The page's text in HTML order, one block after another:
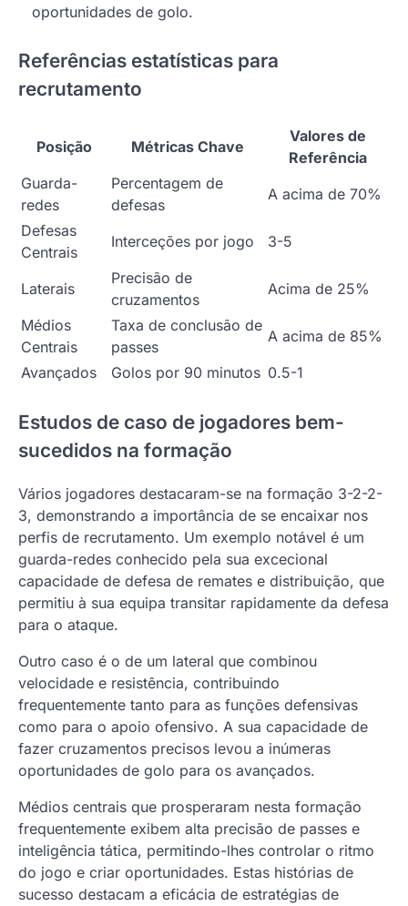
oportunidades de golo.
Referências estatísticas para
recrutamento
Posição Métricas Chave
Valores de
Referência
Guarda-
redes
Percentagem de
defesas
A acima de 70%
Defesas
Centrais
Interceções por jogo 3-5
Laterais
Precisão de
cruzamentos
Acima de 25%
Médios
Centrais
Taxa de conclusão de
passes
A acima de 85%
Avançados
Golos por 90 minutos 0.5-1
Estudos de caso de jogadores bem-
sucedidos na formação
Vários jogadores destacaram-se na formação 3-2-2-
3, demonstrando a importância de se encaixar nos
perfis de recrutamento. Um exemplo notável é um
guarda-redes conhecido pela sua excecional
capacidade de defesa de remates e distribuição, que
permitiu à sua equipa transitar rapidamente da defesa
para o ataque.
Outro caso é o de um lateral que combinou
velocidade e resistência, contribuindo
frequentemente tanto para as funções defensivas
como para o apoio ofensivo. A sua capacidade de
fazer cruzamentos precisos levou a inúmeras
oportunidades de golo para os avançados.
Médios centrais que prosperaram nesta formação
frequentemente exibem alta precisão de passes e
inteligência tática, permitindo-lhes controlar o ritmo
do jogo e criar oportunidades. Estas histórias de
sucesso destacam a eficácia de estratégias de